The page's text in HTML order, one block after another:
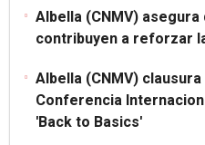
Albella (CNMV)
contribuyen a reforzar
Albella (CNMV)
Conferencia
'Back to Basics'